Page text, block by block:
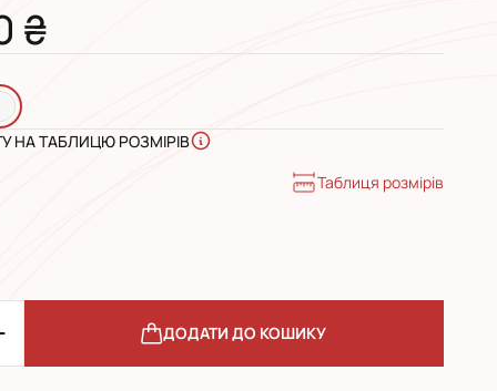
₴
НА ТАБЛИЦЮ РОЗМІРІВ
Таблиця розмірів
ДОДАТИ ДО КОШИКУ